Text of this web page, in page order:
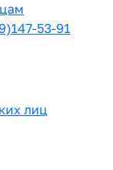
53-91
лиц